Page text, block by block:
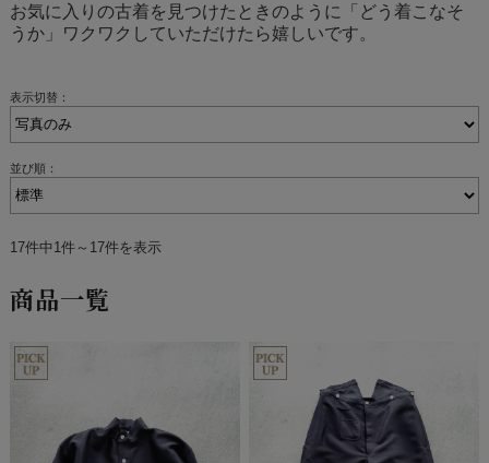
お気に入りの古着を見つけたときのように「どう着こなそ
うか」ワクワクしていただけたら嬉しいです。
表示切替：
並び順：
17件中1件～17件を表示
商品一覧